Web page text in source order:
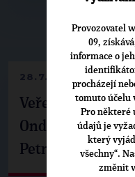
▶
28.7.2026
Veřejné finance,
Ondřej Havel
Petrem Pavlem
Provozovatel
09,
informace o
procházejí
tomuto účelu
Pro některé
údajů je
který
všechny“.
změnit